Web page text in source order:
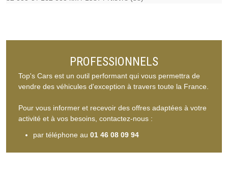
PROFESSIONNELS
Top's Cars est un outil performant qui vous permettra de
vendre des véhicules d'exception à travers toute la France.
Pour vous informer et recevoir des offres adaptées à votre
activité et à vos besoins, contactez-nous :
par téléphone au 01 46 08 09 94